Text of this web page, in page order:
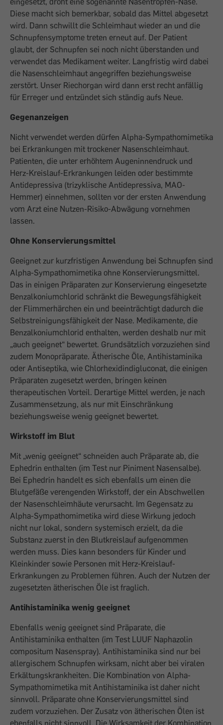
Diese macht sich bemerkbar, sobald das Mittel abgesetzt
wird. Dann schwillt die Schleimhaut wieder an und die
Schnupfensymptome treten erneut auf. Der Patient
glaubt, der Schnupfen sei noch nicht überstanden und
verwendet das Medikament weiter. Langfristig wird dabei
die Nasenschleimhaut angegriffen beziehungsweise
zerstört. Unser Riechorgan wird dann erst recht anfällig
für Erreger und entzündet sich ständig aufs Neue.
Gegenanzeigen
Nicht verwendet werden dürfen Alpha-Sympathomimetika
bei Erkrankungen mit trockener Nasenschleimhaut.
Patienten, die unter erhöhtem Augeninnendruck und
Herz-Kreislauf-Erkrankungen leiden oder bestimmte
Antidepressiva (trizyklische Antidepressiva, MAO-
Hemmer) einnehmen, sollten vor der ersten Anwendung
vom Arzt eine Nutzen-Risiko-Abwägung vornehmen
lassen.
Ohne Konservierungsmittel
Geeignet zur kurzfristigen Anwendung bei Schnupfen sind
Alpha-Sympathomimetika ohne Konservierungsmittel.
Das in einigen Präparaten zur Konservierung eingesetzte
Benzalkoniumchlorid schränkt die Bewegungsfähigkeit
der Flimmerhärchen ein und beeinträchtigt dadurch die
Selbstreinigungsfähigkeit der Nase. Medikamente, die
Benzalkoniumchlorid enthalten, werden deshalb nur mit
„auch geeignet“ bewertet. Grundsätzlich vorzuziehen sind
zudem Monopräparate. Ätherische Öle, Antihistaminika
oder Antiseptika, wie Chlorhexidindigluconat, die einigen
Präparaten zugesetzt werden, bringen keinen
therapeutischen Vorteil. Derartige Mittel werden, je nach
Zusammensetzung, als nur mit Einschränkung
beziehungsweise wenig geeignet bewertet.
Wirkstoff im Blut
Mit „wenig geeignet“ schneiden auch Präparate ab, die
Ephedrin enthalten (im Test nur Piniment Nasensalbe).
Bei Ephedrin handelt es sich ebenfalls um einen die
Blutgefäße verengenden Wirkstoff, der ein Abschwellen
der Nasenschleimhäute verursacht. Im Gegensatz zu
Alpha-Sympathomimetika wird diese Wirkung jedoch
nicht nur lokal, sondern systemisch erzielt, da die
Substanz zuerst in den Blutkreislauf aufgenommen
werden muss. Dies kann besonders für Kinder und
Kleinkinder sowie Personen mit Herz-Kreislauf-
Erkrankungen zu Problemen führen. Auch der Nutzen der
zugesetzten ätherischen Öle ist fraglich.
Antihistaminika wenig geeignet
Ebenfalls wenig geeignet sind Präparate, die
Antihistaminika enthalten (im Test LUUF Naphazolin
compositum Nasenspray). Antihistaminika sind nur bei
allergischem Schnupfen wirksam, nicht aber bei viralen
Erkältungskrankheiten. Die Kombination von Alpha-
Sympathomimetika mit Antihistaminika ist daher nicht
sinnvoll. Präparate ohne Konservierungsmittel sind
zudem vorzuziehen. Der Zusatz von ätherischen Ölen ist
ebenfalls nicht sinnvoll. Die Wirksamkeit der Kombination